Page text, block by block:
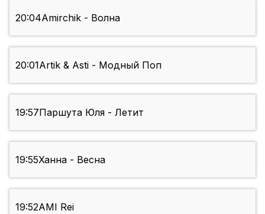
20:04Amirchik - Волна
20:01Artik & Asti - Модный Поп
19:57Паршута Юля - Летит
19:55Ханна - Весна
19:52AMI Rei